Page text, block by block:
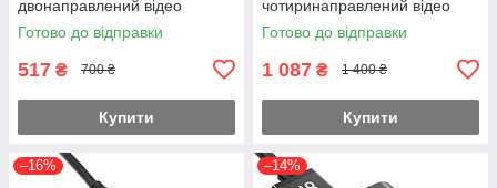
двонаправлений відео
спліттер Addap HVS-01, 4К,
2K, 3D, 1080Р
Готово до відправки
517 ₴ 700 ₴
Купити
чотиринаправлений відео
перемикач, 4К, Чорний
Готово до відправки
1 087 ₴ 1 400 ₴
Купити
–16% –14%